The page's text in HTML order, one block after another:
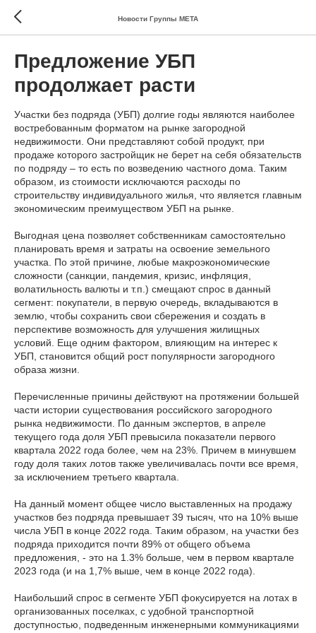
Новости Группы МЕТА
Предложение УБП
продолжает расти
Участки без подряда (УБП) долгие годы являются наиболее
востребованным форматом на рынке загородной
недвижимости. Они представляют собой продукт, при
продаже которого застройщик не берет на себя обязательств
по подряду – то есть по возведению частного дома. Таким
образом, из стоимости исключаются расходы по
строительству индивидуального жилья, что является главным
экономическим преимуществом УБП на рынке.
Выгодная цена позволяет собственникам самостоятельно
планировать время и затраты на освоение земельного
участка. По этой причине, любые макроэкономические
сложности (санкции, пандемия, кризис, инфляция,
волатильность валюты и т.п.) смещают спрос в данный
сегмент: покупатели, в первую очередь, вкладываются в
землю, чтобы сохранить свои сбережения и создать в
перспективе возможность для улучшения жилищных
условий. Еще одним фактором, влияющим на интерес к
УБП, становится общий рост популярности загородного
образа жизни.
Перечисленные причины действуют на протяжении большей
части истории существования российского загородного
рынка недвижимости. По данным экспертов, в апреле
текущего года доля УБП превысила показатели первого
квартала 2022 года более, чем на 23%. Причем в минувшем
году доля таких лотов также увеличивалась почти все время,
за исключением третьего квартала.
На данный момент общее число выставленных на продажу
участков без подряда превышает 39 тысяч, что на 10% выше
числа УБП в конце 2022 года. Таким образом, на участки без
подряда приходится почти 89% от общего объема
предложения, - это на 1.3% больше, чем в первом квартале
2023 года (и на 1,7% выше, чем в конце 2022 года).
Наибольший спрос в сегменте УБП фокусируется на лотах в
организованных поселках, с удобной транспортной
доступностью, подведенным инженерными коммуникациями